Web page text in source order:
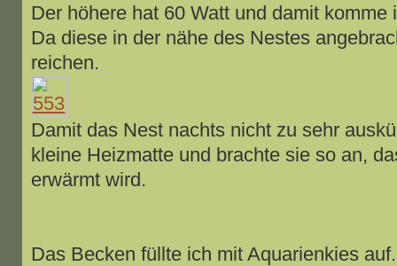
Der höhere hat 60 Watt und damit komme
Da diese in der nähe des Nestes
reichen.
Damit das Nest nachts nicht zu sehr
kleine Heizmatte und brachte sie so an,
erwärmt wird.
Das Becken füllte ich mit Aquarienkies auf.